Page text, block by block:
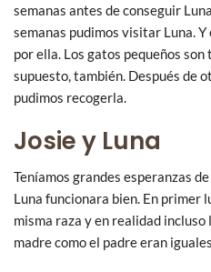
semanas antes de conseguir
semanas pudimos visitar Luna.
por ella. Los gatos pequeños son
supuesto, también. Después de
pudimos recogerla.
Josie y Luna
Teníamos grandes esperanzas
Luna funcionara bien. En primer
misma raza y en realidad
madre como el padre eran